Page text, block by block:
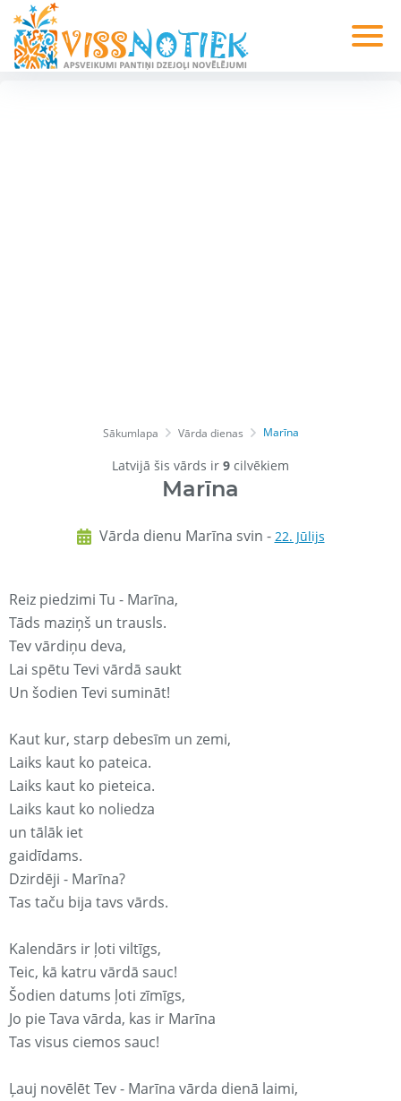
Sākumlapa Vārda dienas Marīna
Latvijā šis vārds ir 9 cilvēkiem
Marīna
Vārda dienu Marīna svin - 22. Jūlijs
Reiz piedzimi Tu - Marīna,
Tāds maziņš un trausls.
Tev vārdiņu deva,
Lai spētu Tevi vārdā saukt
Un šodien Tevi sumināt!
Kaut kur, starp debesīm un zemi,
Laiks kaut ko pateica.
Laiks kaut ko pieteica.
Laiks kaut ko noliedza
un tālāk iet
gaidīdams.
Dzirdēji - Marīna?
Tas taču bija tavs vārds.
Kalendārs ir ļoti viltīgs,
Teic, kā katru vārdā sauc!
Šodien datums ļoti zīmīgs,
Jo pie Tava vārda, kas ir Marīna
Tas visus ciemos sauc!
Ļauj novēlēt Tev - Marīna vārda dienā laimi,